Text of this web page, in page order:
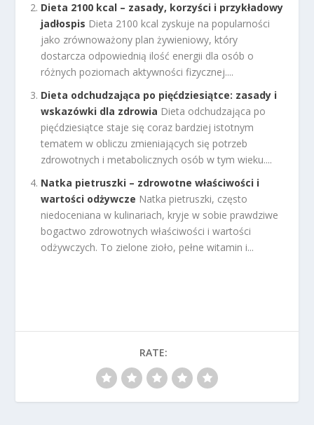
Dieta 2100 kcal – zasady, korzyści i przykładowy
jadłospis Dieta 2100 kcal zyskuje na popularności
jako zrównoważony plan żywieniowy, który
dostarcza odpowiednią ilość energii dla osób o
różnych poziomach aktywności fizycznej....
Dieta odchudzająca po pięćdziesiątce: zasady i
wskazówki dla zdrowia Dieta odchudzająca po
pięćdziesiątce staje się coraz bardziej istotnym
tematem w obliczu zmieniających się potrzeb
zdrowotnych i metabolicznych osób w tym wieku....
Natka pietruszki – zdrowotne właściwości i
wartości odżywcze Natka pietruszki, często
niedoceniana w kulinariach, kryje w sobie prawdziwe
bogactwo zdrowotnych właściwości i wartości
odżywczych. To zielone zioło, pełne witamin i...
RATE: